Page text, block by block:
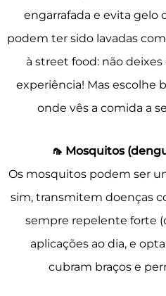
engarrafada e evita gelo
podem ter sido lavadas
à street food: não
experiência! Mas escolhe
onde vês a comida a
🦟 Mosquitos
Os mosquitos podem ser
sim, transmitem doenças
sempre repelente forte
aplicações ao dia, e
cubram braços e